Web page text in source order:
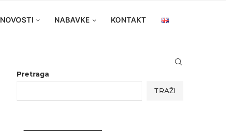
NOVOSTI NABAVKE KONTAKT
Pretraga
TRAŽI